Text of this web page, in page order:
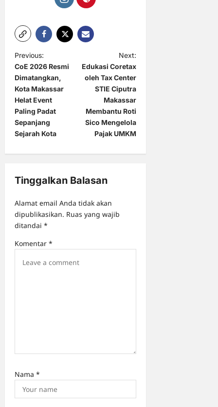
P
o
s
t
n
a
g
t
i
n
Previous:
CoE 2026 Resmi
Dimatangkan,
Kota Makassar
Helat Event
Paling Padat
Sepanjang
Sejarah Kota
Next:
Edukasi Coretax
oleh Tax Center
STIE Ciputra
Makassar
Membantu Roti
Sico Mengelola
Pajak UMKM
Tinggalkan Balasan
Alamat email Anda tidak akan
dipublikasikan. Ruas yang wajib
ditandai *
Komentar *
Nama *